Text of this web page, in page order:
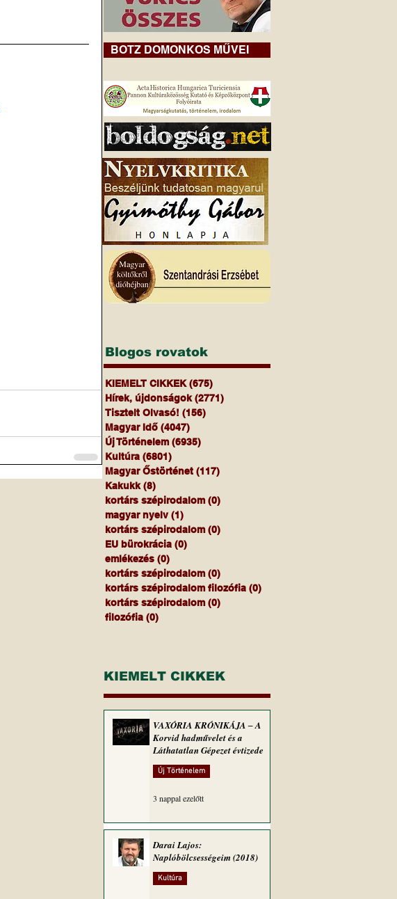
BOTZ DOMONKOS MŰVEI
Blogos rovatok
KIEMELT CIKKEK (675)
Hírek, újdonságok (2771)
Tisztelt Olvasó! (156)
Magyar Idő (4047)
Új Történelem (6935)
Kultúra (6801)
Magyar Őstörténet (117)
Kakukk (8)
kortárs szépirodalom (0)
magyar nyelv (1)
kortárs szépirodalom (0)
EU bürokrácia (0)
emlékezés (0)
kortárs szépirodalom (0)
kortárs szépirodalom filozófia (0)
kortárs szépirodalom (0)
filozófia (0)
KIEMELT CIKKEK
VAXÓRIA KRÓNIKÁJA ‒ A
Korvid hadművelet és a
Láthatatlan Gépezet évtizede
Új Történelem
3 nappal ezelőtt
Darai Lajos:
Naplóbölcsességeim (2018)
Kultúra